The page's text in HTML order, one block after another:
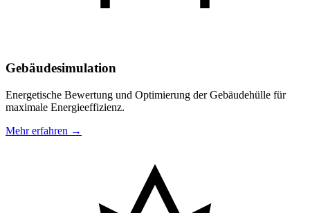
Gebäudesimulation
Energetische Bewertung und Optimierung der Gebäudehülle für
maximale Energieeffizienz.
Mehr erfahren →